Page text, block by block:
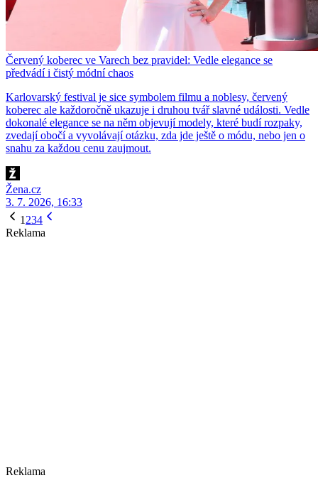
Červený koberec ve Varech bez pravidel: Vedle elegance se
předvádí i čistý módní chaos
Karlovarský festival je sice symbolem filmu a noblesy, červený
koberec ale každoročně ukazuje i druhou tvář slavné události. Vedle
dokonalé elegance se na něm objevují modely, které budí rozpaky,
zvedají obočí a vyvolávají otázku, zda jde ještě o módu, nebo jen o
snahu za každou cenu zaujmout.
Žena.cz
3. 7. 2026, 16:33
1 234
Reklama
Reklama